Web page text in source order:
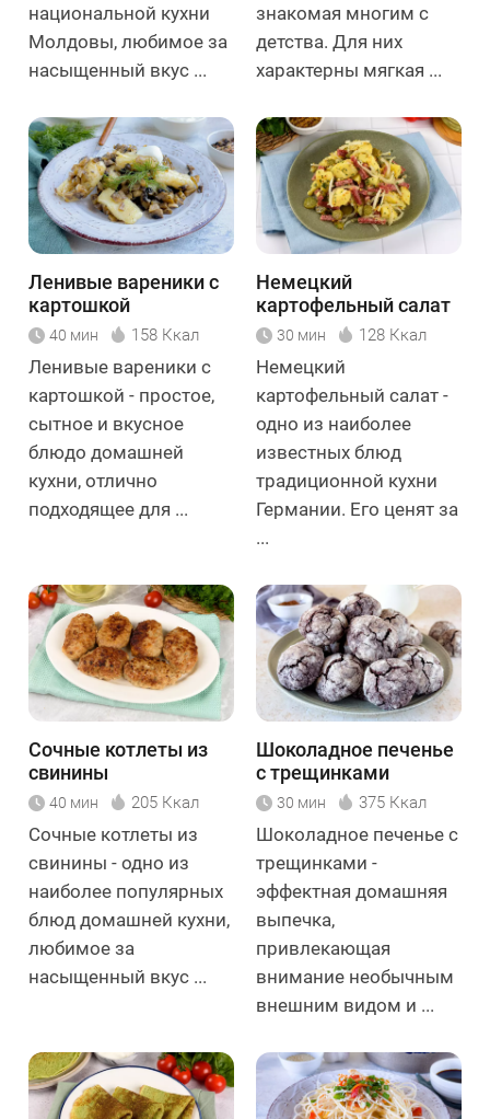
национальной кухни
Молдовы, любимое за
насыщенный вкус ...
знакомая многим с
детства. Для них
характерны мягкая ...
Ленивые вареники с
картошкой
40 мин 158 Ккал
Ленивые вареники с
картошкой - простое,
сытное и вкусное
блюдо домашней
кухни, отлично
подходящее для ...
Немецкий
картофельный салат
30 мин 128 Ккал
Немецкий
картофельный салат -
одно из наиболее
известных блюд
традиционной кухни
Германии. Его ценят за
...
Сочные котлеты из
свинины
40 мин 205 Ккал
Сочные котлеты из
свинины - одно из
наиболее популярных
блюд домашней кухни,
любимое за
насыщенный вкус ...
Шоколадное печенье
с трещинками
30 мин 375 Ккал
Шоколадное печенье с
трещинками -
эффектная домашняя
выпечка,
привлекающая
внимание необычным
внешним видом и ...